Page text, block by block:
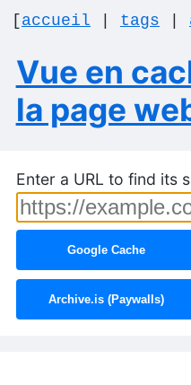
[accueil tags
Vue en
la page
Enter a URL to find its
Google Cache
Archive.is (Paywalls)